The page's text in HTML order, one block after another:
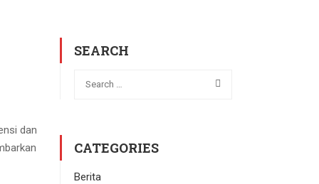
dan
SEARCH
CATEGORIES
Berita